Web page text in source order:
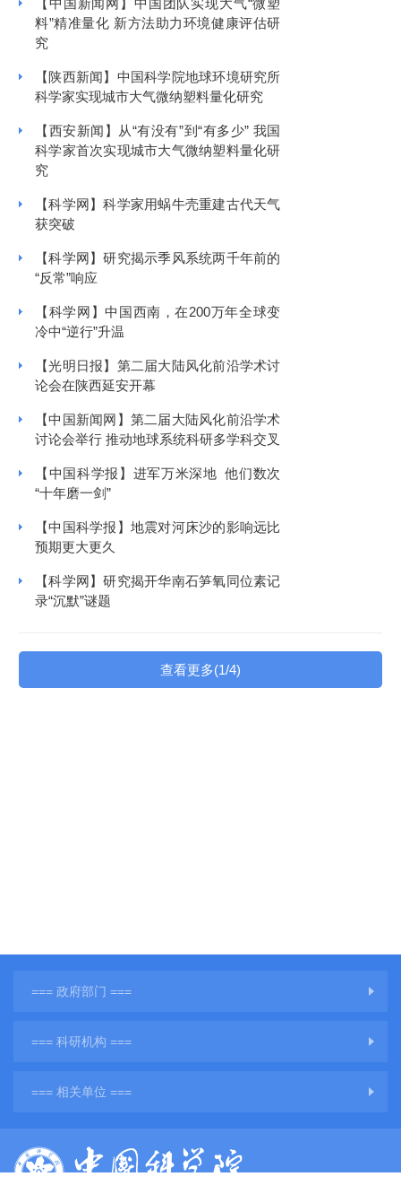
【中国新闻网】中国团队实现大气“微塑
料”精准量化 新方法助力环境健康评估研
究
【陕西新闻】中国科学院地球环境研究所
科学家实现城市大气微纳塑料量化研究
【西安新闻】从“有没有”到“有多少” 我国
科学家首次实现城市大气微纳塑料量化研
究
【科学网】科学家用蜗牛壳重建古代天气
获突破
【科学网】研究揭示季风系统两千年前的
“反常”响应
【科学网】中国西南，在200万年全球变
冷中“逆行”升温
【光明日报】第二届大陆风化前沿学术讨
论会在陕西延安开幕
【中国新闻网】第二届大陆风化前沿学术
讨论会举行 推动地球系统科研多学科交叉
【中国科学报】进军万米深地 他们数次
“十年磨一剑”
【中国科学报】地震对河床沙的影响远比
预期更大更久
【科学网】研究揭开华南石笋氧同位素记
录“沉默”谜题
查看更多(1/4)
=== 政府部门 ===
=== 科研机构 ===
=== 相关单位 ===